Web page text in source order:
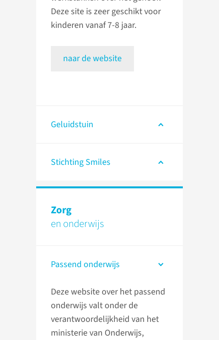
Deze site is zeer geschikt voor
kinderen vanaf 7-8 jaar.
naar de website
Geluidstuin
Stichting Smiles
Zorg
en onderwijs
Passend onderwijs
Deze website over het passend
onderwijs valt onder de
verantwoordelijkheid van het
ministerie van Onderwijs,